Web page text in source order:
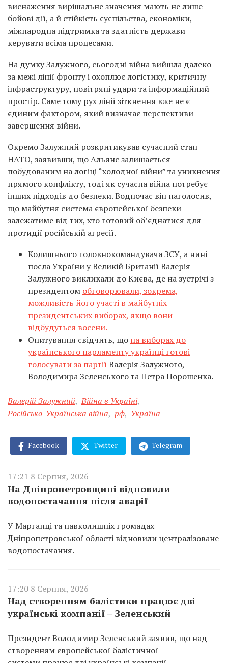
виснаження вирішальне значення мають не лише
бойові дії, а й стійкість суспільства, економіки,
міжнародна підтримка та здатність держави
керувати всіма процесами.
На думку Залужного, сьогодні війна вийшла далеко
за межі лінії фронту і охоплює логістику, критичну
інфраструктуру, повітряні удари та інформаційний
простір. Саме тому рух лінії зіткнення вже не є
єдиним фактором, який визначає перспективи
завершення війни.
Окремо Залужний розкритикував сучасний стан
НАТО, заявивши, що Альянс залишається
побудованим на логіці “холодної війни” та уникнення
прямого конфлікту, тоді як сучасна війна потребує
інших підходів до безпеки. Водночас він наголосив,
що майбутня система європейської безпеки
залежатиме від тих, хто готовий об’єднатися для
протидії російській агресії.
Колишнього головнокомандувача ЗСУ, а нині
посла України у Великій Британії Валерія
Залужного викликали до Києва, де на зустрічі з
президентом обговорювали, зокрема,
можливість його участі в майбутніх
президентських виборах, якщо вони
відбудуться восени.
Опитування свідчить, що на виборах до
українського парламенту українці готові
голосувати за партії Валерія Залужного,
Володимира Зеленського та Петра Порошенка.
Валерій Залужний, Війна в Україні,
Російсько-Українська війна, рф, Україна
Facebook Twitter Telegram
17:21 8 Серпня, 2026
На Дніпропетровщині відновили
водопостачання після аварії
У Марганці та навколишніх громадах
Дніпропетровської області відновили централізоване
водопостачання.
17:20 8 Серпня, 2026
Над створенням балістики працює дві
українські компанії – Зеленський
Президент Володимир Зеленський заявив, що над
створенням європейської балістичної